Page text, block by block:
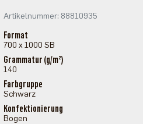
Artikelnummer: 88810935
Format
700 x 1000 SB
Grammatur (g/m²)
140
Farbgruppe
Schwarz
Konfektionierung
Bogen